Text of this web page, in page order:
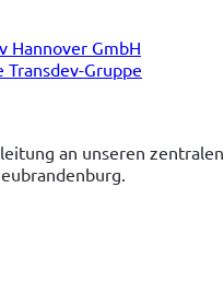
Hannover GmbH
Transdev-Gruppe
an unseren zentralen